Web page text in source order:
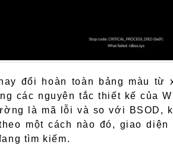
đổi hoàn toàn bảng màu từ
các nguyên tắc thiết kế của
là mã lỗi và so với BSOD,
một cách nào đó, giao
tìm kiếm.